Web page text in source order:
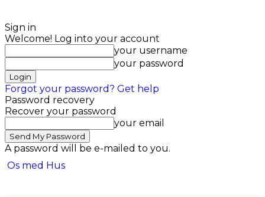
Sign in
Welcome! Log into your account
your username
your password
Forgot your password? Get help
Password recovery
Recover your password
your email
A password will be e-mailed to you.
Os med Hus